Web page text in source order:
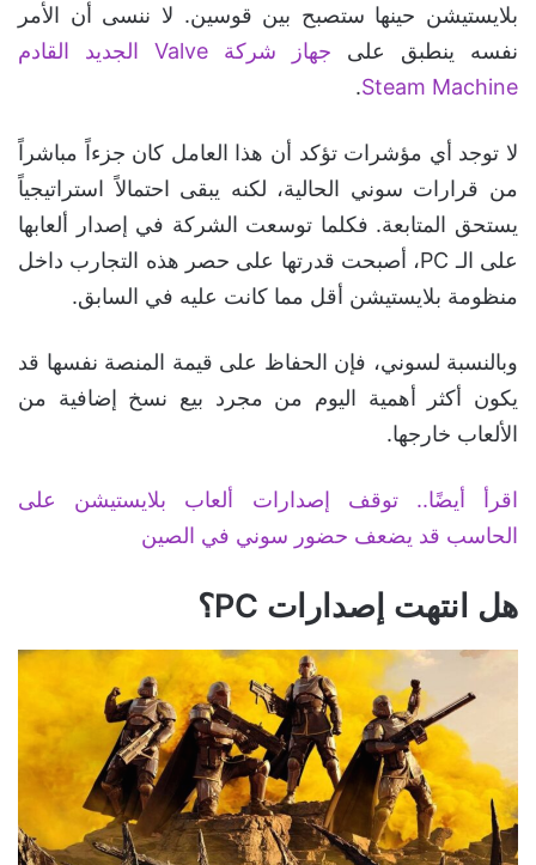
بلايستيشن حينها ستصبح بين قوسين. لا ننسى أن الأمر
نفسه ينطبق على
جهاز شركة Valve الجديد القادم
Steam Machine
.
لا توجد أي مؤشرات تؤكد أن هذا العامل كان جزءاً مباشراً
من قرارات سوني الحالية، لكنه يبقى احتمالاً استراتيجياً
يستحق المتابعة. فكلما توسعت الشركة في إصدار ألعابها
على الـ PC، أصبحت قدرتها على حصر هذه التجارب داخل
منظومة بلايستيشن أقل مما كانت عليه في السابق.
وبالنسبة لسوني، فإن الحفاظ على قيمة المنصة نفسها قد
يكون أكثر أهمية اليوم من مجرد بيع نسخ إضافية من
الألعاب خارجها.
اقرأ أيضًا.. توقف إصدارات ألعاب بلايستيشن على
الحاسب قد يضعف حضور سوني في الصين
هل انتهت إصدارات PC؟